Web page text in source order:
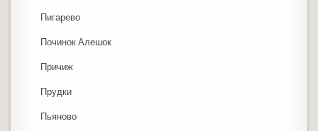
Пигарево
Починок Алешок
Причиж
Прудки
Пьяново